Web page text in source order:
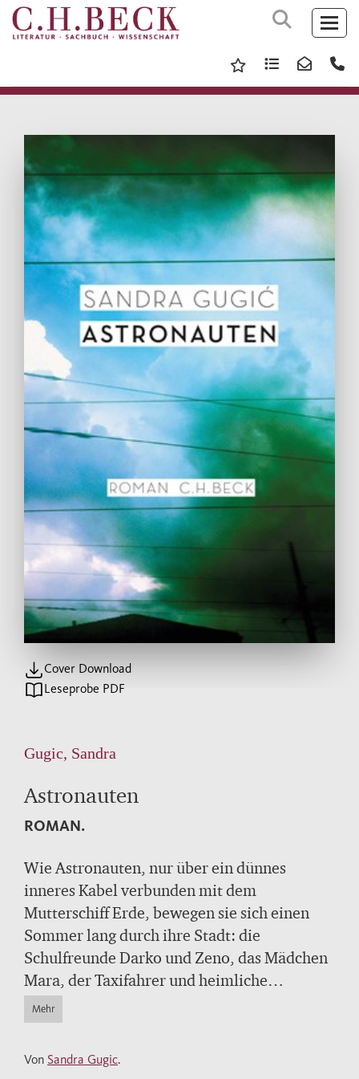
Cover Download
Leseprobe PDF
Gugic, Sandra
Astronauten
ROMAN.
Wie Astronauten, nur über ein dünnes
inneres Kabel verbunden mit dem
Mutterschiff Erde, bewegen sie sich einen
Sommer lang durch ihre Stadt: die
Schulfreunde Darko und Zeno, das Mädchen
Mara, der Taxifahrer und heimliche
Schriftsteller Alen, sein Freund, der Polizist
Niko, und der Kleinkriminelle Alex, ein Sohn
loszukommen versucht. Sehnsüchtig nach
Mehr
Von Sandra Gugic.